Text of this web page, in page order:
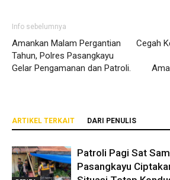
Info sebelumnya
Amankan Malam Pergantian
Tahun, Polres Pasangkayu
Gelar Pengamanan dan Patroli.
Cegah
ARTIKEL TERKAIT DARI PENULIS
Patroli Pagi Sat
Pasangkayu